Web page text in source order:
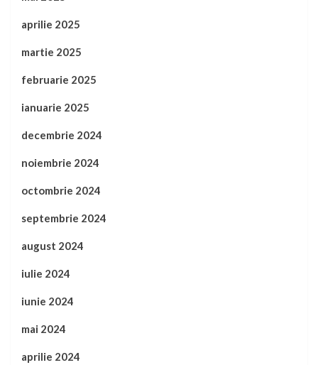
aprilie 2025
martie 2025
februarie 2025
ianuarie 2025
decembrie 2024
noiembrie 2024
octombrie 2024
septembrie 2024
august 2024
iulie 2024
iunie 2024
mai 2024
aprilie 2024